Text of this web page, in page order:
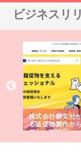
ビジネスリ
株式会社耕文社
る販促物製作か
ストップ対応